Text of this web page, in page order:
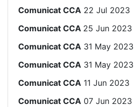
Comunicat CCA 22 Jul 2023
Comunicat CCA 25 Jun 2023
Comunicat CCA 31 May 2023
Comunicat CCA 31 May 2023
Comunicat CCA 11 Jun 2023
Comunicat CCA 07 Jun 2023